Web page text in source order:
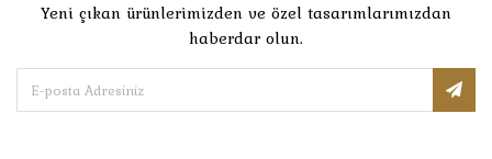
Yeni çıkan ürünlerimizden ve özel tasarımlarımızdan
haberdar olun.